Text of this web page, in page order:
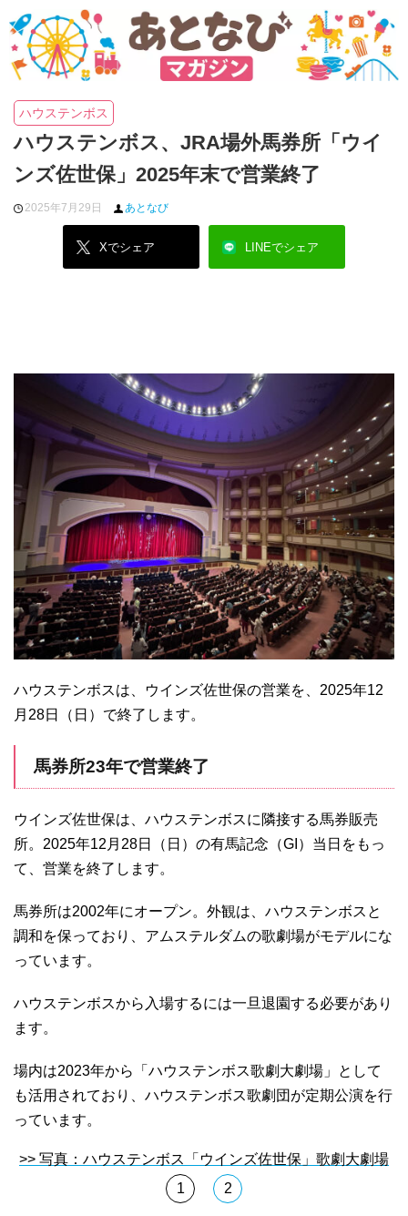
ハウステンボス
ハウステンボス、JRA場外馬券所「ウイ
ンズ佐世保」2025年末で営業終了
2025年7月29日 あとなび
Xでシェア LINEでシェア
ハウステンボスは、ウインズ佐世保の営業を、2025年12
月28日（日）で終了します。
馬券所23年で営業終了
ウインズ佐世保は、ハウステンボスに隣接する馬券販売
所。2025年12月28日（日）の有馬記念（GI）当日をもっ
て、営業を終了します。
馬券所は2002年にオープン。外観は、ハウステンボスと
調和を保っており、アムステルダムの歌劇場がモデルにな
っています。
ハウステンボスから入場するには一旦退園する必要があり
ます。
場内は2023年から「ハウステンボス歌劇大劇場」として
も活用されており、ハウステンボス歌劇団が定期公演を行
っています。
>> 写真：ハウステンボス「ウインズ佐世保」歌劇大劇場
1
2